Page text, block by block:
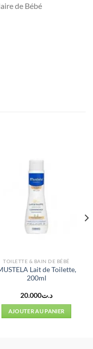
de Bébé
TOILETTE & BAIN DE BÉBÉ
Lait de Toilette,
200ml
د.ت20.000
AJOUTER AU PANIER